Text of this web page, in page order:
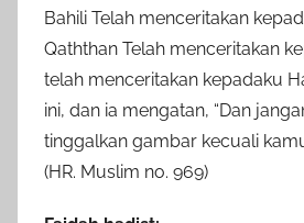
Bahili Telah menceritakan
Qaththan Telah menceritakan
telah menceritakan kepadaku
ini, dan ia mengatan, “Dan
tinggalkan gambar kecuali
(HR. Muslim no. 969)